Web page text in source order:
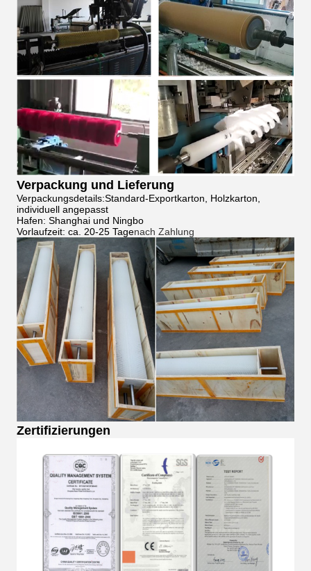
Verpackung und Lieferung
Verpackungsdetails:Standard-Exportkarton, Holzkarton,
individuell angepasst
Hafen: Shanghai und Ningbo
Vorlaufzeit: ca. 20-25 Tagenach Zahlung
Zertifizierungen